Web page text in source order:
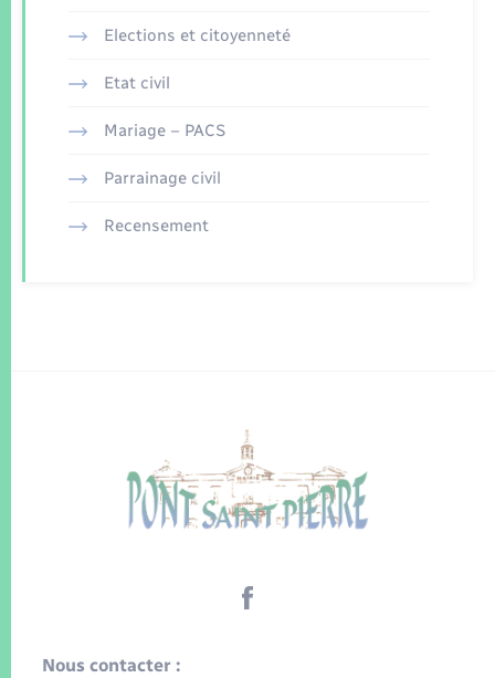
Elections et citoyenneté
Etat civil
Mariage – PACS
Parrainage civil
Recensement
Nous contacter :